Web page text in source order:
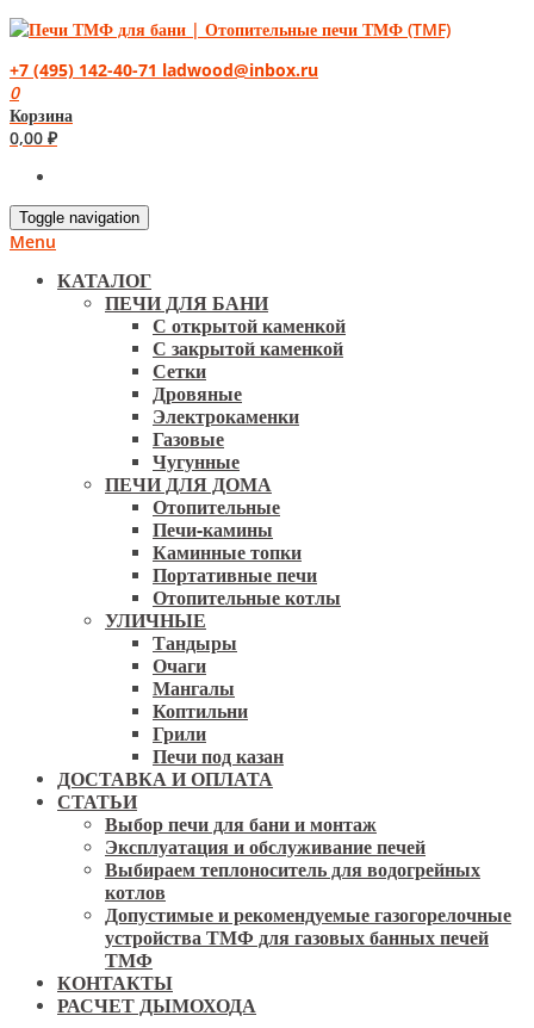
+7 (495) 142-40-71 ladwood@inbox.ru
0
Корзина
0,00 ₽
Toggle navigation
Menu
КАТАЛОГ
ПЕЧИ ДЛЯ БАНИ
С открытой каменкой
С закрытой каменкой
Сетки
Дровяные
Электрокаменки
Газовые
Чугунные
ПЕЧИ ДЛЯ ДОМА
Отопительные
Печи-камины
Каминные топки
Портативные печи
Отопительные котлы
УЛИЧНЫЕ
Тандыры
Очаги
Мангалы
Коптильни
Грили
Печи под казан
ДОСТАВКА И ОПЛАТА
СТАТЬИ
Выбор печи для бани и монтаж
Эксплуатация и обслуживание печей
Выбираем теплоноситель для водогрейных
котлов
Допустимые и рекомендуемые газогорелочные
устройства ТМФ для газовых банных печей
ТМФ
КОНТАКТЫ
РАСЧЕТ ДЫМОХОДА